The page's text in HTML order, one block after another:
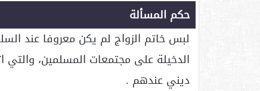
حكم المسألة
لبس خاتم الزواج لم يكن معروفا عند
الدخيلة على مجتمعات المسلمين، والتي
ديني عندهم .